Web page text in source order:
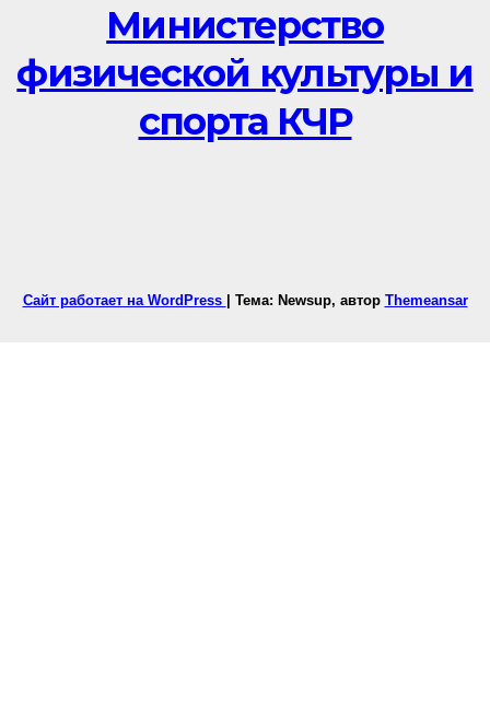
Министерство
физической культуры и
спорта КЧР
Сайт работает на WordPress | Тема: Newsup, автор Themeansar